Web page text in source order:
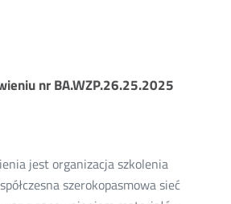
nr BA.WZP.26.25.2025
jest organizacja szkolenia
szerokopasmowa sieć